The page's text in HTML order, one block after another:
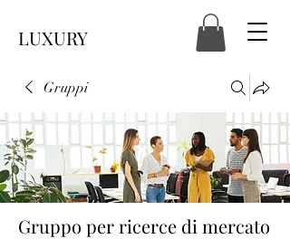
LUXURY
Gruppi
Gruppo per ricerce di mercato